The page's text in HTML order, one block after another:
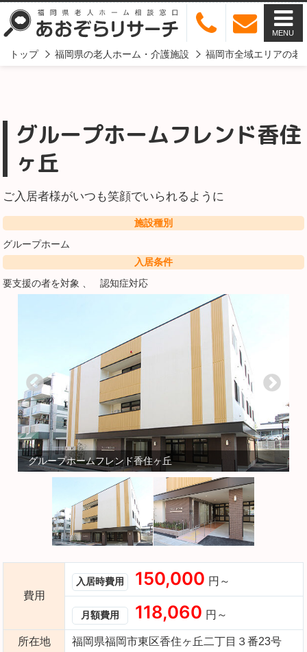
MENU
トップ 福岡県の老人ホーム・介護施設 福岡市全域エリアの老
グループホームフレンド香住
ヶ丘
ご入居者様がいつも笑顔でいられるように
施設種別
グループホーム
入居条件
要支援の者を対象
認知症対応
グループホームフレンド香住ヶ丘
費用
入居時費用 150,000 円～
月額費用 118,060 円～
所在地 福岡県福岡市東区香住ヶ丘二丁目３番23号